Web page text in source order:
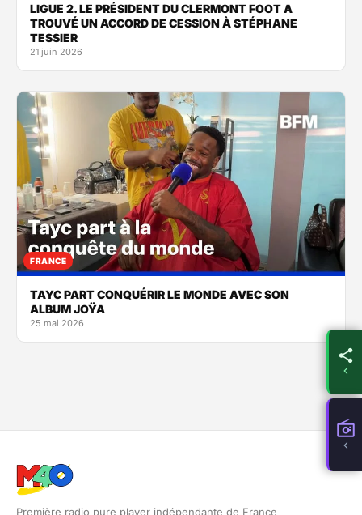
LIGUE 2. LE PRÉSIDENT DU CLERMONT FOOT A
TROUVÉ UN ACCORD DE CESSION À STÉPHANE
TESSIER
21 juin 2026
FRANCE
TAYC PART CONQUÉRIR LE MONDE AVEC SON
ALBUM JOŸA
25 mai 2026
Première radio pure player indépendante de France